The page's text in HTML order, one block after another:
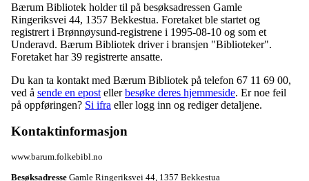
Bærum Bibliotek holder til på besøksadressen Gamle
Ringeriksvei 44, 1357 Bekkestua. Foretaket ble startet og
registrert i Brønnøysund-registrene i 1995-08-10 og som et
Underavd. Bærum Bibliotek driver i bransjen "Biblioteker".
Foretaket har 39 registrerte ansatte.
Du kan ta kontakt med Bærum Bibliotek på telefon 67 11 69 00,
ved å sende en epost ellerbesøke deres hjemmeside. Er noe feil
på oppføringen? Si ifra eller logg inn og rediger detaljene.
Kontaktinformasjon
www.barum.folkebibl.no
Besøksadresse Gamle Ringeriksvei 44, 1357 Bekkestua